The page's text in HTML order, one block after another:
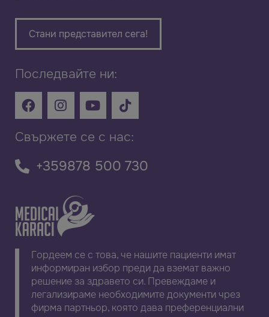
Стани представител сега!
Последвайте ни:
Свържете се с нас:
+359878 500 730
Гордеем се с това, че нашите пациенти имат
информиран избор преди да вземат важно
решение за здравето си. Превеждаме и
легализираме необходимите документи чрез
фирма партньор, която дава преференциални